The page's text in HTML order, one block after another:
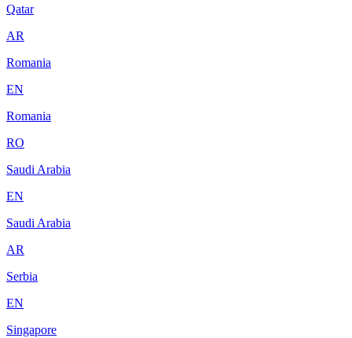
Qatar
AR
Romania
EN
Romania
RO
Saudi Arabia
EN
Saudi Arabia
AR
Serbia
EN
Singapore